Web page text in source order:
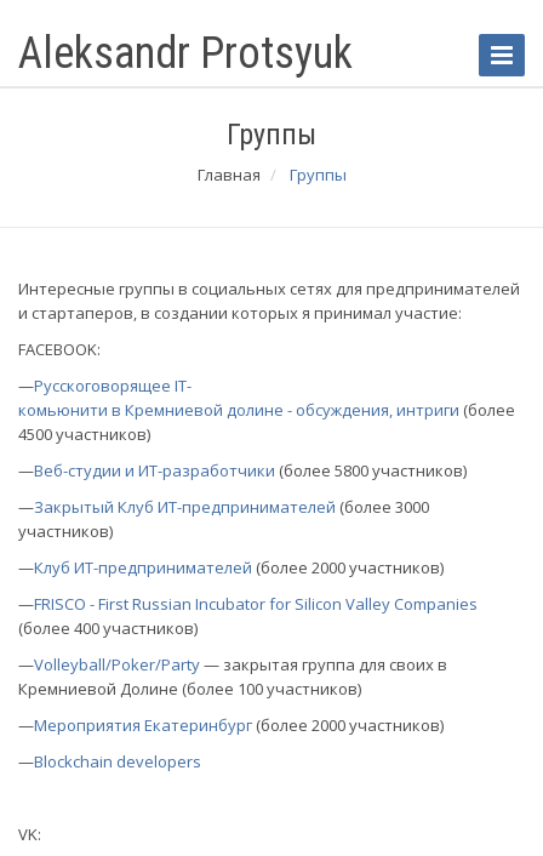
Toggle
Aleksandr Protsyuk
Группы
Главная Группы
Интересные группы в социальных сетях для предпринимателей
и стартаперов, в создании которых я принимал участие:
FACEBOOK:
—Русскоговорящее IT-
комьюнити в Кремниевой долине - обсуждения, интриги (более
4500 участников)
—Веб-студии и ИТ-разработчики (более 5800 участников)
—Закрытый Клуб ИТ-предпринимателей (более 3000
участников)
—Клуб ИТ-предпринимателей (более 2000 участников)
—FRISCO - First Russian Incubator for Silicon Valley Companies
(более 400 участников)
—Volleyball/Poker/Party— закрытая группа для своих в
Кремниевой Долине (более 100 участников)
—Мероприятия Екатеринбург (более 2000 участников)
—Blockchain developers
VK: